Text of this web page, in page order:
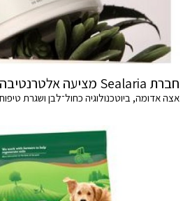
חברת Sealaria מציעה אלטרנטיבה מדעית לשוק הטיפוח
אצה אדומה, ביוטכנולוגיה כחול־לבן ושגרת